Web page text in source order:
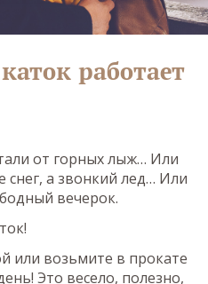
работает
от горных лыж… Или
снег, а звонкий лед… Или
вечерок.
или возьмите в прокате
Это весело, полезно,